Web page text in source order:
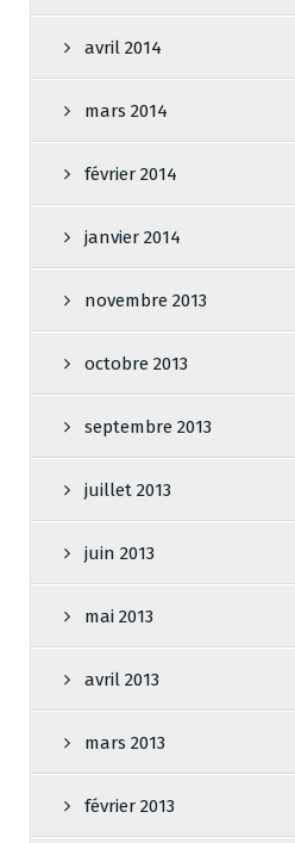
avril 2014
mars 2014
février 2014
janvier 2014
novembre 2013
octobre 2013
septembre 2013
juillet 2013
juin 2013
mai 2013
avril 2013
mars 2013
février 2013